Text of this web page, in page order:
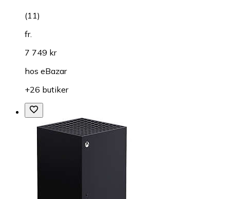
(11)
fr.
7 749 kr
hos eBazar
+26 butiker